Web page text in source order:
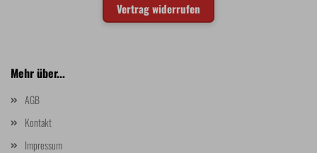
Vertrag widerrufen
Mehr über...
AGB
Kontakt
Impressum